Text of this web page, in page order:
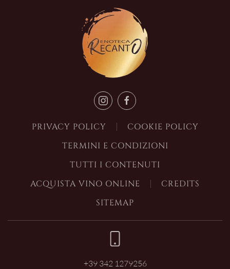
PRIVACY POLICY
COOKIE POLICY
TERMINI E CONDIZIONI
TUTTI I CONTENUTI
ACQUISTA VINO ONLINE
CREDITS
SITEMAP
+39 342 1279256